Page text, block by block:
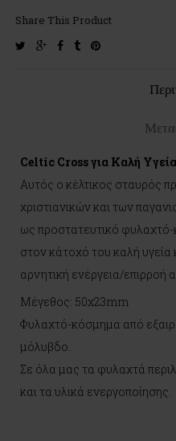
Share This Product
twittergoogle-facebook
tumblrpinterest
Celtic Cross για Καλή
Αυτός ο κέλτικος σταυρός
χριστιανικών και των
ως προστατευτικό
στον κάτοχό του καλή υγεία
αρνητική ενέργεια/επιρροή
Μέγεθος: 50x23mm
Φυλαχτό-κόσμημα από
μόλυβδο.
Σε όλα μας τα φυλαχτά
και τα υλικά ενεργοποίησης.